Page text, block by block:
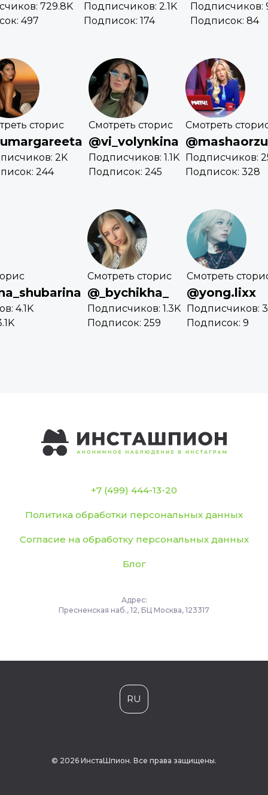
729.8K
497
Подписчиков: 2.1K
Подписок: 174
Подписчиков:
Подписок: 84
сторис
2K
244
Смотреть сторис
@vi_volynkina
Подписчиков: 1.1K
Подписок: 245
Смотреть
Подписчиков:
Подписок: 328
4.1K
Смотреть сторис
@_bychikha_
Подписчиков: 1.3K
Подписок: 259
Смотреть
@yong.lixx
Подписчиков:
Подписок: 9
+7 (499) 444-13-20
Политика обработки персональных данных
Согласие на обработку персональных данных
Блог
Адрес:
Пресненская наб., 12, БЦ Москва, 123317
RU
© 2026 ИнстаШпион. Все права защищены.